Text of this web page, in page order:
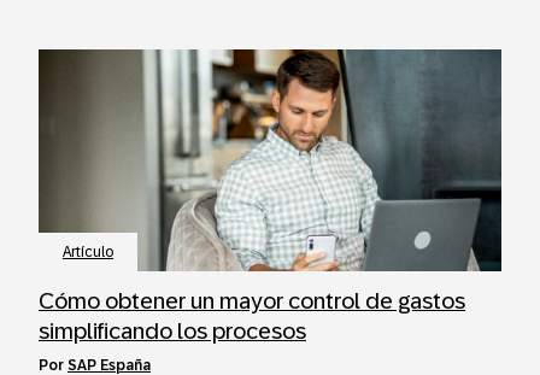
Artículo
Cómo obtener un mayor control de gastos
simplificando los procesos
por SAP España